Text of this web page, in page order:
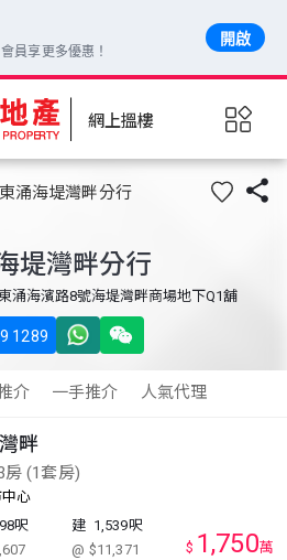
網上搵樓
東涌海堤灣畔分行 
堤灣畔分行
涌海濱路8號海堤灣畔商場地下Q1舖
1289
介 一手推介 人氣代理
畔
房 (1套房)
心
呎
建 1,539呎
@ $11,371
$ 1,750萬
員享更多優惠！
開啟